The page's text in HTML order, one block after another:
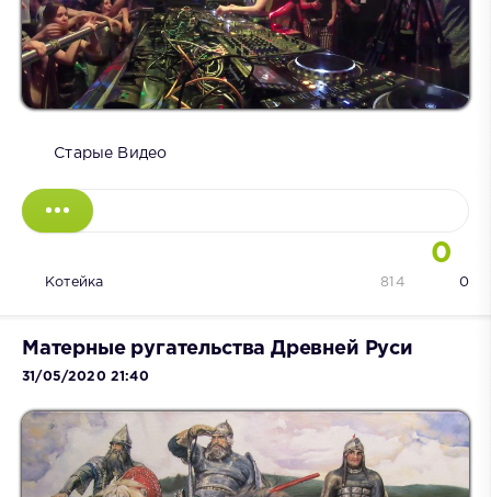
Старые Видео
0
Котейка 0
814
Матерные ругательства Древней Руси
31/05/2020 21:40